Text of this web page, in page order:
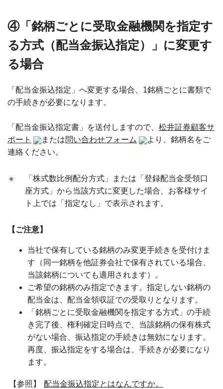
④「銘柄ごとに受取金融機関を指定す
る方式（配当金振込指定）」に変更す
る場合
「配当金振込指定」へ変更する場合、1銘柄ごとに書類で
の手続きが必要になります。
「配当金振込指定書」を送付しますので、 松井証券顧客サ
ポート
または問い合わせフォーム
より、銘柄名をご
連絡ください。
※
「株式数比例配分方式」または「登録配当金受領口
座方式」から当該方式に変更した場合、お客様サイ
ト上では「指定なし」で表示されます。
【ご注意】
当社で保有している銘柄のみ変更手続きを受付けま
す（同一銘柄を他証券会社で保有されている場合、
当該銘柄についても適用されます）。
ご希望の銘柄のみ指定できます。指定しない銘柄の
配当金は、配当金領収証での受取りとなります。
「銘柄ごとに受取金融機関を指定する方式」の手続
き完了後、権利確定日時点で、当該銘柄の保有株式
がない場合、振込指定の手続きは無効になります。
再度、振込指定をする場合は、手続きが必要になり
ます。
【参照】 配当金振込指定とはなんですか。